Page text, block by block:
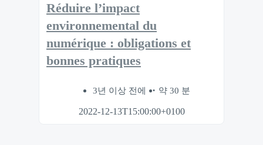
Réduire l’impact
environnemental du
numérique : obligations et
bonnes pratiques
3년 이상 전에 약 30 분
2022-12-13T15:00:00+0100